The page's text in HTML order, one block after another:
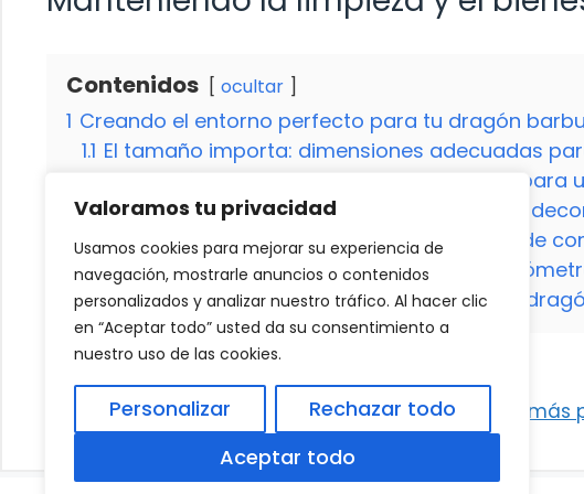
Valoramos tu privacidad
Usamos cookies para mejorar su experiencia de
navegación, mostrarle anuncios o contenidos
personalizados y analizar nuestro tráfico. Al hacer clic
en “Aceptar todo” usted da su consentimiento a
nuestro uso de las cookies.
Personalizar
Rechazar todo
Aceptar todo
Contenidos ocultar
1 Creando el entorno perfecto para tu dragón
1.1 El tamaño importa: dimensiones adecuadas
Ubicación estratégica: luz y temperatura para
1.3 Elementos esenciales: sustrato, refugios y
1.4 Alimentación balanceada: contenedores de
1.5 Monitoreo constante: termómetros e
2 Manteniendo la limpieza y el bienestar de tu
Cómo eliminar las garrapatas de tu perro
Datos divertidos sobre los dinosaurios para los más